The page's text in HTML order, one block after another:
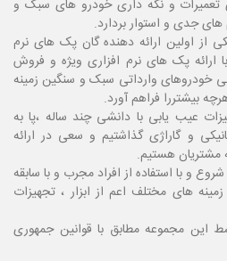
و نگه داری خودرو های سبک و
جدی و استوار بردارد.
از اولین ارائه دهنده گان پک های نرم
ارائه پک های نرم افزاری ویژه و فروش
وارداتی سبک و سنگین زمینه
بیشتررا فراهم آورد.
عیب یابی با دانشی چند ساله ،پا به
و گاراژی گذاشتیم و سعی در ارائه
مشتریان هستیم.
فعالیت این مجموعه از سال 92 شروع و با استفاده از افراد مجرب و با سابقه
های مختلف اعم از ابزار ، تجهیزات
این مجموعه مطابق با قوانین جمهوری